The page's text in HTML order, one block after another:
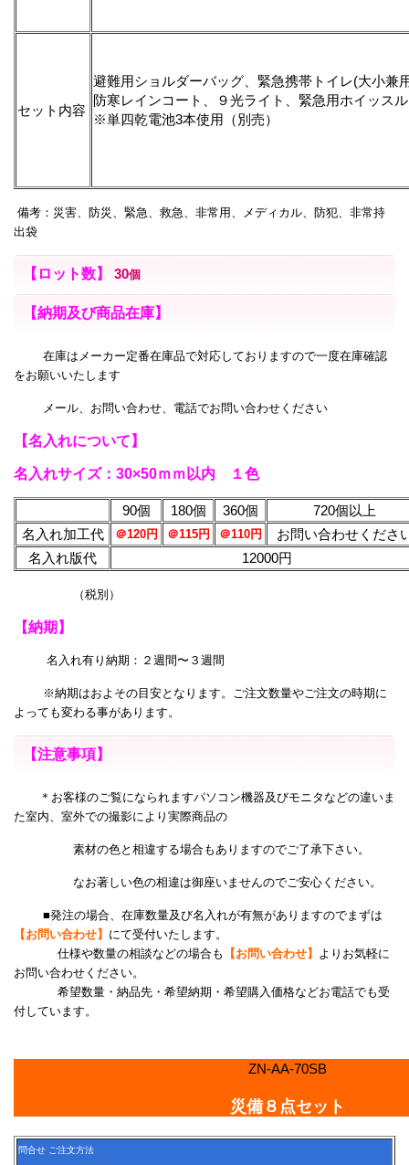
セット内容
避難用ショルダーバッグ、緊急携帯トイレ(大小兼
防寒レインコート、９光ライト、緊急用ホイッス
※単四乾電池3本使用（別売）
備考：災害、防災、緊急、救急、非常用、メディカル、防犯、非常持
出袋
【ロット数】 30個
【納期及び商品在庫】
在庫はメーカー定番在庫品で対応しておりますので一度在庫確認
をお願いいたします
メール、お問い合わせ、電話でお問い合わせください
【名入れについて】
名入れサイズ：30×50ｍｍ以内 １色
90個 180個 360個
720個以上
名入れ加工代
＠120円 ＠115円 ＠110円
お問い合わせくださ
名入れ版代
12000円
（税別）
【納期】
名入れ有り納期：２週間〜３週間
※納期はおよその目安となります。ご注文数量やご注文の時期に
よっても変わる事があります。
【注意事項】
＊お客様のご覧になられますパソコン機器及びモニタなどの違いま
た室内、室外での撮影により 実際商品の
素材の色と相違する場合もありますのでご了承下さい。
なお著しい色の相違は御座いませんのでご安心ください。
■発注の場合、在庫数量及び名入れが有無がありますのでまずは
【お問い合わせ】 にて受付いたします。
仕様や数量の相談などの場合も
【お問い合わせ】
よりお気軽に
お問い合わせください。
希望数量・納品先・希望納期・希望購入価格などお電話でも受
付しています。
ZN-AA-70SB
災備８点セット
問合せ ご注文方法